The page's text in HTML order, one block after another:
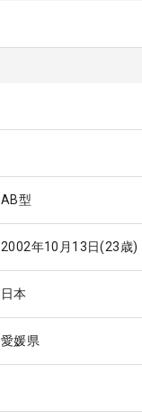
AB型
2002年10月13日(23歳)
日本
愛媛県